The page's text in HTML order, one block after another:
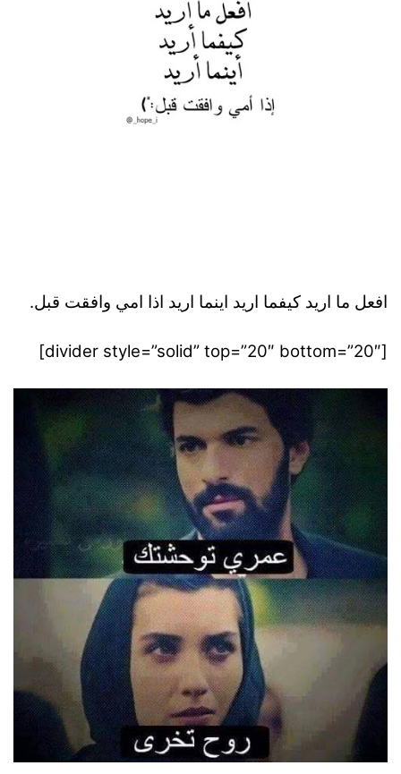
افعل ما اريد كيفما اريد اينما اريد اذا امي وافقت قبل.
[divider style=”solid” top=”20″ bottom=”20″]